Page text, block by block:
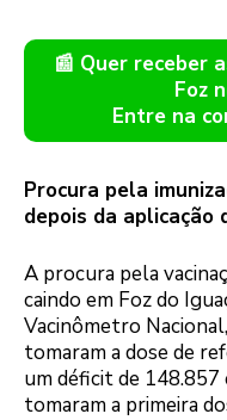
📰 Quer receber
Foz
Entre na
Procura pela
depois da aplicação
A procura pela
caindo em Foz do
Vacinômetro
tomaram a dose de
um déficit de 148.857
tomaram a primeira